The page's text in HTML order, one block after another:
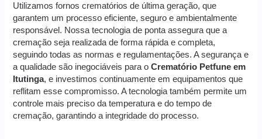
Utilizamos fornos crematórios de última geração, que
garantem um processo eficiente, seguro e ambientalmente
responsável. Nossa tecnologia de ponta assegura que a
cremação seja realizada de forma rápida e completa,
seguindo todas as normas e regulamentações. A segurança e
a qualidade são inegociáveis para oCrematório Petfune em
Itutinga, e investimos continuamente em equipamentos que
reflitam esse compromisso. A tecnologia também permite um
controle mais preciso da temperatura e do tempo de
cremação, garantindo a integridade do processo.